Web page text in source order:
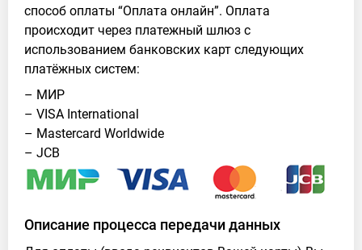
способ оплаты “Оплата онлайн”. Оплата
происходит через платежный шлюз с
использованием банковских карт следующих
платёжных систем:
– МИР
– VISA International
– Mastercard Worldwide
– JCB
Описание процесса передачи данных